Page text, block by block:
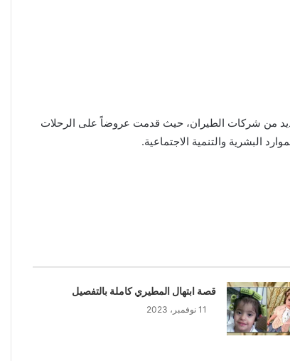
جداً كما شاركت في العروض العديد من شركات الطيران، حيث قدمت عروضاً على الرحلات
البشرية والتنمية الاجتماعية.
قصة ابتهال المطيري كاملة بالتفصيل
11 نوفمبر، 2023